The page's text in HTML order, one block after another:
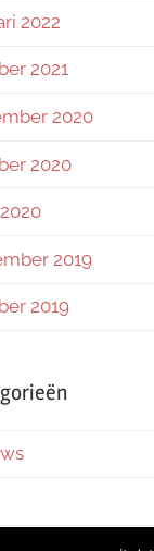
2022
2021
2020
2020
2019
2019